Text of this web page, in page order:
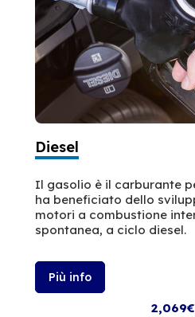
Diesel
Il gasolio è il carburante
ha beneficiato dello
motori a combustione
spontanea, a ciclo diesel.
Più info